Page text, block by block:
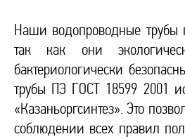
Наши водопроводные
так как они
бактериологически
трубы ПЭ ГОСТ 18599 2001
«Казаньоргсинтез». Это
соблюдении всех правил